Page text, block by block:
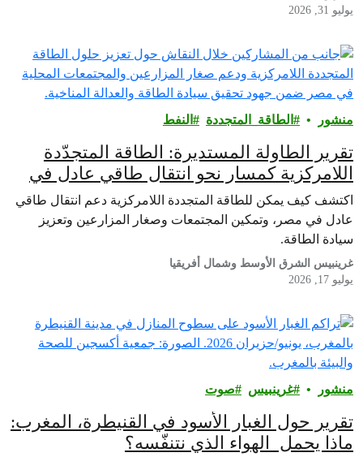
يوليو 31, 2026
منشور الطاقة_المتجددة النفط
تقرير الطاولة المستديرة: الطاقة المتجدّدة
اللامركزية كمسار نحو انتقال طاقي عادل في
مصر
اكتشف كيف يمكن للطاقة المتجددة اللامركزية دعم انتقال طاقي
عادل في مصر، وتمكين المجتمعات وصغار المزارعين وتعزيز
سيادة الطاقة.
غرينبيس الشرق الأوسط وشمال أفريقيا
يوليو 17, 2026
منشور غرينبيس‎ صوت
تقرير حول الغبار الأسود في القنيطرة، المغرب:
ماذا يحمل الهواء الذي نتنفّسه؟